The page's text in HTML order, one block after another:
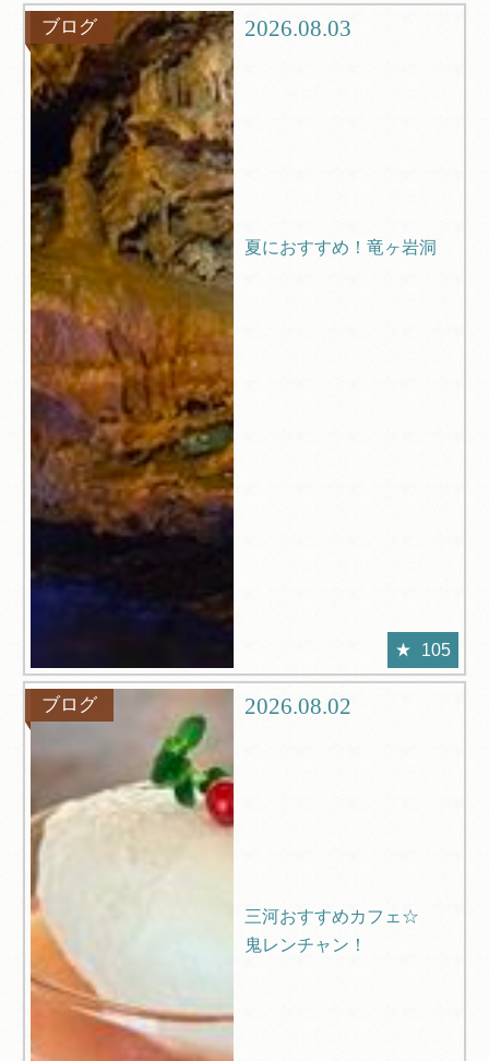
ブログ 2026.08.03
夏におすすめ！竜ヶ岩洞
105
ブログ 2026.08.02
三河おすすめカフェ☆
鬼レンチャン！